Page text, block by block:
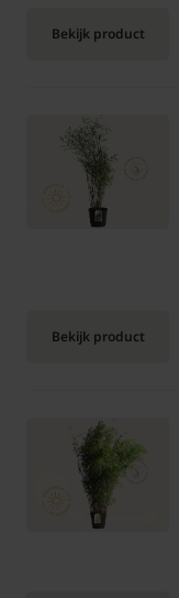
Bekijk product
Bekijk product